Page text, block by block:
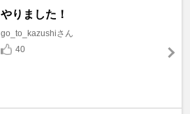
やりました！
go_to_kazushiさん
40